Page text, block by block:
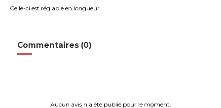
Celle-ci est réglable en longueur.
Commentaires (0)
Aucun avis n'a été publié pour le moment.